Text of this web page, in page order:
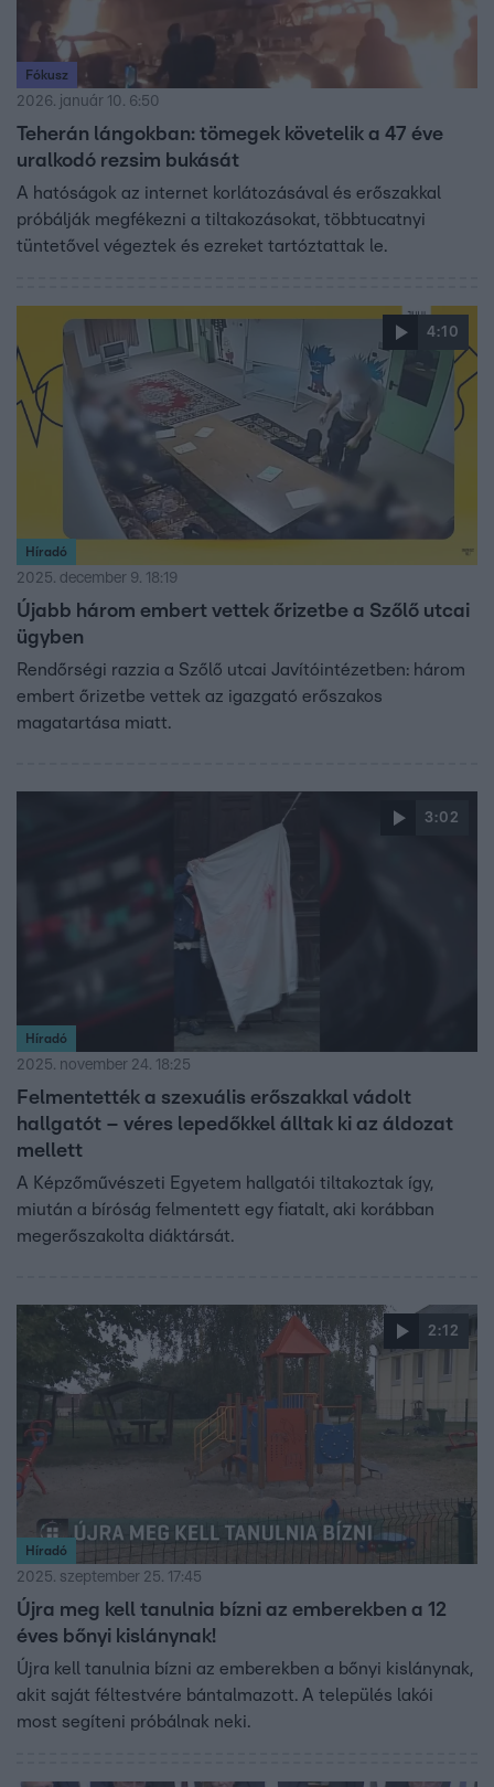
Fókusz
2026. január 10. 6:50
Teherán lángokban: tömegek követelik a 47 éve
uralkodó rezsim bukását
A hatóságok az internet korlátozásával és erőszakkal
próbálják megfékezni a tiltakozásokat, többtucatnyi
tüntetővel végeztek és ezreket tartóztattak le.
4:10
Híradó
2025. december 9. 18:19
Újabb három embert vettek őrizetbe a Szőlő utcai
ügyben
Rendőrségi razzia a Szőlő utcai Javítóintézetben: három
embert őrizetbe vettek az igazgató erőszakos
magatartása miatt.
3:02
Híradó
2025. november 24. 18:25
Felmentették a szexuális erőszakkal vádolt
hallgatót – véres lepedőkkel álltak ki az áldozat
mellett
A Képzőművészeti Egyetem hallgatói tiltakoztak így,
miután a bíróság felmentett egy fiatalt, aki korábban
megerőszakolta diáktársát.
2:12
Híradó
2025. szeptember 25. 17:45
Újra meg kell tanulnia bízni az emberekben a 12
éves bőnyi kislánynak!
Újra kell tanulnia bízni az emberekben a bőnyi kislánynak,
akit saját féltestvére bántalmazott. A település lakói
most segíteni próbálnak neki.